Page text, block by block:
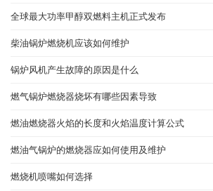
全球最大功率甲醇双燃料主机正式发布
柴油锅炉燃烧机应该如何维护
锅炉风机产生故障的原因是什么
燃气锅炉燃烧器烧坏有哪些因素导致
燃油燃烧器火焰的长度和火焰温度计算公式
燃油气锅炉的燃烧器应如何使用及维护
燃烧机喷嘴如何选择